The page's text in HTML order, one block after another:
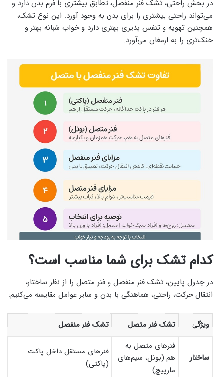
در بخش راحتی، تشک فنر منفصل، تطابق بیشتری با فرم بدن دارد و
می‌تواند راحتی بیشتری را برای بدن به وجود آورد. این نوع تشک،
همچنین تهویه و تنفس پذیری بهتری دارد و خواب شبانه بهتر و
خنک‌تری را به ارمغان می‌آورد.
کدام تشک برای شما مناسب است؟
در جدول پایین، تشک فنر منفصل و فنر متصل را از نظر ساختار،
انتقال حرکت، راحتی، هماهنگی با بدن و سایر عوامل مقایسه می‌کنیم:
ویژگی تشک فنر متصل تشک فنر منفصل
ساختار
فنرهای متصل به
هم (بونل، سیم‌های
مارپیچ)
فنرهای مستقل داخل پاکت
(پاکتی)